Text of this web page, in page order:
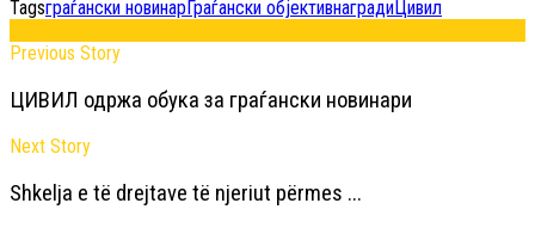
Tagsграѓански новинарГраѓански објективнаградиЦивил
Previous Story
ЦИВИЛ одржа обука за граѓански новинари
Next Story
Shkelja e të drejtave të njeriut përmes ...